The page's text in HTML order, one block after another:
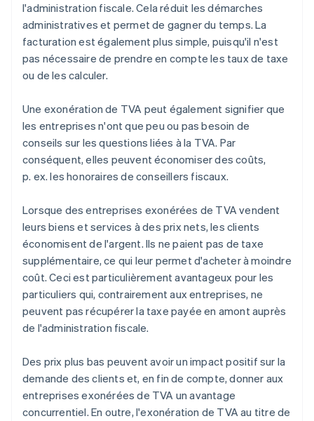
l'administration fiscale. Cela réduit les démarches
administratives et permet de gagner du temps. La
facturation est également plus simple, puisqu'il n'est
pas nécessaire de prendre en compte les taux de taxe
ou de les calculer.
Une exonération de TVA peut également signifier que
les entreprises n'ont que peu ou pas besoin de
conseils sur les questions liées à la TVA. Par
conséquent, elles peuvent économiser des coûts,
p. ex. les honoraires de conseillers fiscaux.
Lorsque des entreprises exonérées de TVA vendent
leurs biens et services à des prix nets, les clients
économisent de l'argent. Ils ne paient pas de taxe
supplémentaire, ce qui leur permet d'acheter à moindre
coût. Ceci est particulièrement avantageux pour les
particuliers qui, contrairement aux entreprises, ne
peuvent pas récupérer la taxe payée en amont auprès
de l'administration fiscale.
Des prix plus bas peuvent avoir un impact positif sur la
demande des clients et, en fin de compte, donner aux
entreprises exonérées de TVA un avantage
concurrentiel. En outre, l'exonération de TVA au titre de